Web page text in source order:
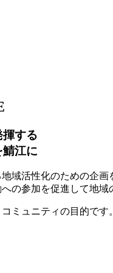
する
鯖江に
域活性化のための企画
の参加を促進して地
ミュニティの目的です。